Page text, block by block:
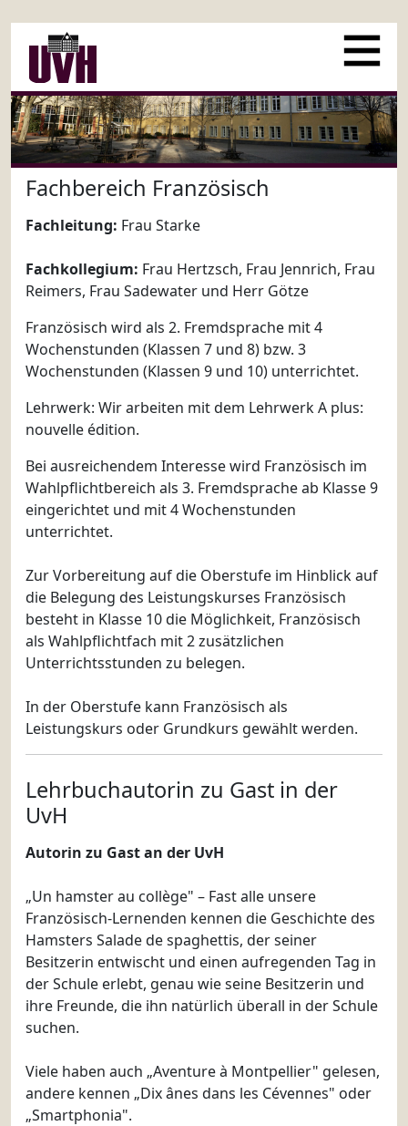
Fachbereich Französisch
Fachleitung: Frau Starke
Fachkollegium: Frau Hertzsch, Frau Jennrich, Frau
Reimers, Frau Sadewater und Herr Götze
Französisch wird als 2. Fremdsprache mit 4
Wochenstunden (Klassen 7 und 8) bzw. 3
Wochenstunden (Klassen 9 und 10) unterrichtet.
Lehrwerk: Wir arbeiten mit dem Lehrwerk A plus:
nouvelle édition.
Bei ausreichendem Interesse wird Französisch im
Wahlpflichtbereich als 3. Fremdsprache ab Klasse 9
eingerichtet und mit 4 Wochenstunden
unterrichtet.
Zur Vorbereitung auf die Oberstufe im Hinblick auf
die Belegung des Leistungskurses Französisch
besteht in Klasse 10 die Möglichkeit, Französisch
als Wahlpflichtfach mit 2 zusätzlichen
Unterrichtsstunden zu belegen.
In der Oberstufe kann Französisch als
Leistungskurs oder Grundkurs gewählt werden.
Lehrbuchautorin zu Gast in der
UvH
Autorin zu Gast an der UvH
„Un hamster au collège" – Fast alle unsere
Französisch-Lernenden kennen die Geschichte des
Hamsters Salade de spaghettis, der seiner
Besitzerin entwischt und einen aufregenden Tag in
der Schule erlebt, genau wie seine Besitzerin und
ihre Freunde, die ihn natürlich überall in der Schule
suchen.
Viele haben auch „Aventure à Montpellier" gelesen,
andere kennen „Dix ânes dans les Cévennes" oder
„Smartphonia".